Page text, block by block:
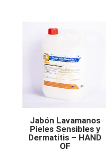
Jabón Lavamanos
Pieles Sensibles y
Dermatitis – HAND
OF